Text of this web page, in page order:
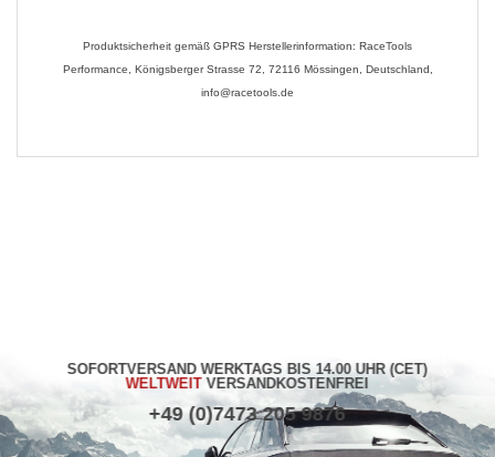
Produktsicherheit gemäß GPRS Herstellerinformation: RaceTools
Performance, Königsberger Strasse 72, 72116 Mössingen, Deutschland,
info@racetools.de
SOFORTVERSAND WERKTAGS BIS 14.00 UHR (CET)
WELTWEITVERSANDKOSTENFREI
+49 (0)7473 205 9876